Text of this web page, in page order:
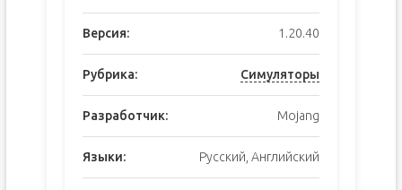
Версия: 1.20.40
Рубрика: Симуляторы
Разработчик: Mojang
Языки: Русский, Английский